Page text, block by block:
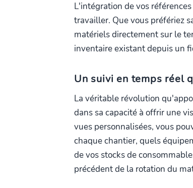
L'intégration de vos
travailler. Que vous préfériez
matériels directement sur le
inventaire existant depuis un
Un suivi en temps réel
La véritable révolution
dans sa capacité à offrir une
vues personnalisées, vous
chaque chantier, quels
de vos stocks de
précédent de la rotation du